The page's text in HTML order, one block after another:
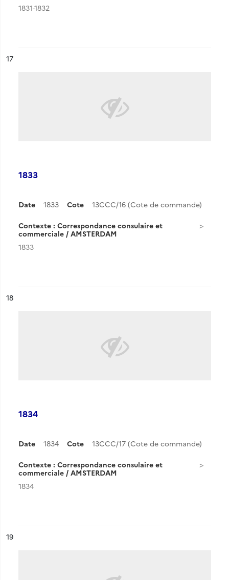
1831-1832
n°
17
1833
Date 1833 Cote 13CCC/16 (Cote de commande)
Contexte : Correspondance consulaire et
commerciale / AMSTERDAM
1833
n°
18
1834
Date 1834 Cote 13CCC/17 (Cote de commande)
Contexte : Correspondance consulaire et
commerciale / AMSTERDAM
1834
n°
19